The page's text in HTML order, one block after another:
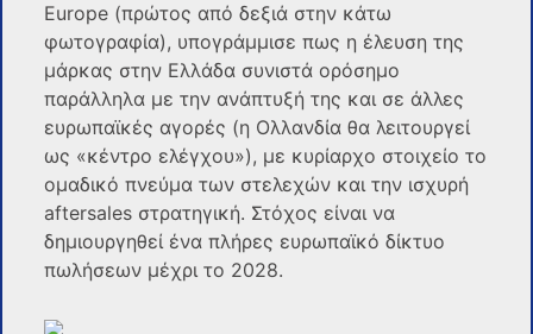
Europe (πρώτος από δεξιά στην κάτω
φωτογραφία), υπογράμμισε πως η έλευση της
μάρκας στην Ελλάδα συνιστά ορόσημο
παράλληλα με την ανάπτυξή της και σε άλλες
ευρωπαϊκές αγορές (η Ολλανδία θα λειτουργεί
ως «κέντρο ελέγχου»), με κυρίαρχο στοιχείο το
ομαδικό πνεύμα των στελεχών και την ισχυρή
aftersales στρατηγική. Στόχος είναι να
δημιουργηθεί ένα πλήρες ευρωπαϊκό δίκτυο
πωλήσεων μέχρι το 2028.